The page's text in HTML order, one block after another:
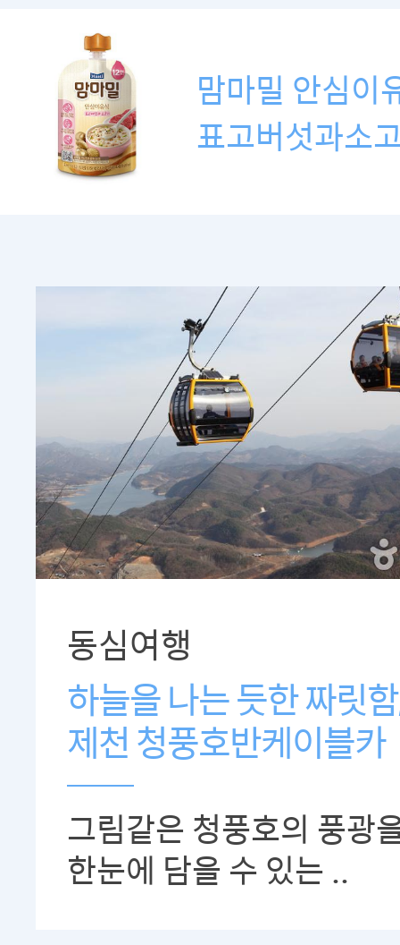
맘마밀 안심이
표고버섯과소
동심여행
하늘을 나는 듯한 짜릿
제천 청풍호반케이블카
그림같은 청풍호의 풍광
한눈에 담을 수 있는 ..